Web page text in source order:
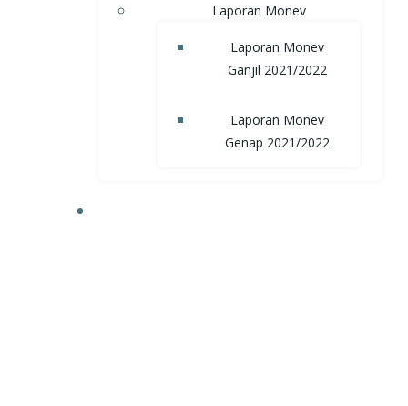
Laporan Monev
Laporan Monev
Ganjil 2021/2022
Laporan Monev
Genap 2021/2022